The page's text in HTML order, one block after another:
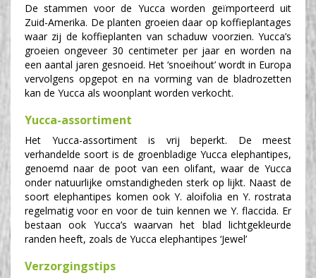
De stammen voor de Yucca worden geïmporteerd uit
Zuid-Amerika. De planten groeien daar op koffieplantages
waar zij de koffieplanten van schaduw voorzien. Yucca’s
groeien ongeveer 30 centimeter per jaar en worden na
een aantal jaren gesnoeid. Het ‘snoeihout’ wordt in Europa
vervolgens opgepot en na vorming van de bladrozetten
kan de Yucca als woonplant worden verkocht.
Yucca-assortiment
Het Yucca-assortiment is vrij beperkt. De meest
verhandelde soort is de groenbladige Yucca elephantipes,
genoemd naar de poot van een olifant, waar de Yucca
onder natuurlijke omstandigheden sterk op lijkt. Naast de
soort elephantipes komen ook Y. aloifolia en Y. rostrata
regelmatig voor en voor de tuin kennen we Y. flaccida. Er
bestaan ook Yucca’s waarvan het blad lichtgekleurde
randen heeft, zoals de Yucca elephantipes ‘Jewel’
Verzorgingstips